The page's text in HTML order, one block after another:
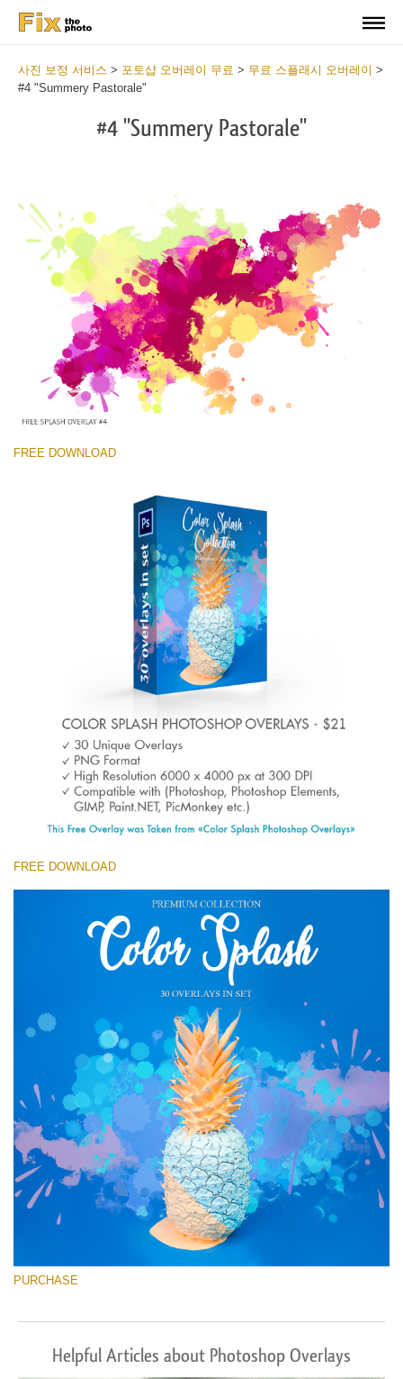
사진 보정 서비스 > 포토샵 오버레이 무료 > 무료 스플래시 오버레이 >
#4 "Summery Pastorale"
#4 "Summery Pastorale"
선택 해주세요
Free Photoshop Overlay #4 Small 800*533px
Large 6000*4000px
(740 Overlays)
Large 6000*4000px
Entire Collection
(1783 Overlays)
무료 다운로드
FREE DOWNLOAD
FREE DOWNLOAD
PURCHASE
Helpful Articles about Photoshop Overlays